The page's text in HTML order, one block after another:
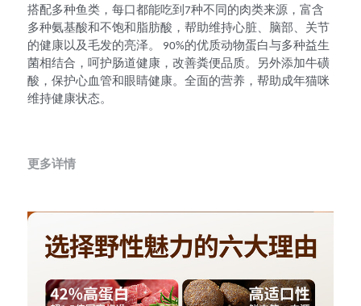
搭配多种鱼类，每口都能吃到7种不同的肉类来源，富含
多种氨基酸和不饱和脂肪酸，帮助维持心脏、脑部、关节
的健康以及毛发的亮泽。 90%的优质动物蛋白与多种益生
菌相结合，呵护肠道健康，改善粪便品质。另外添加牛磺
酸，保护心血管和眼睛健康。全面的营养，帮助成年猫咪
维持健康状态。
更多详情